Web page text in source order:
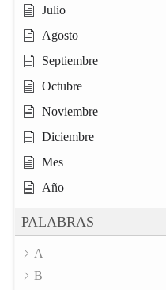
Julio
Agosto
Septiembre
Octubre
Noviembre
Diciembre
Mes
Año
PALABRAS
A
B